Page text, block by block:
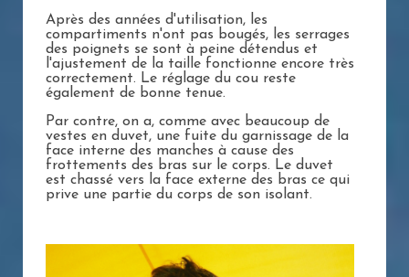
Après des années d'utilisation, les
compartiments n'ont pas bougés, les serrages
des poignets se sont à peine détendus et
l'ajustement de la taille fonctionne encore très
correctement. Le réglage du cou reste
également de bonne tenue.
Par contre, on a, comme avec beaucoup de
vestes en duvet, une fuite du garnissage de la
face interne des manches à cause des
frottements des bras sur le corps. Le duvet
est chassé vers la face externe des bras ce qui
prive une partie du corps de son isolant.